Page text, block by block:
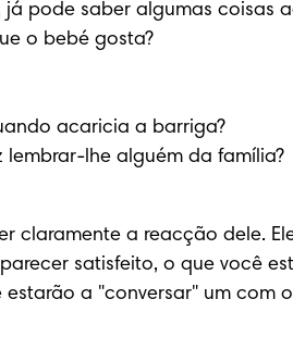
pode saber algumas coisas
o bebé gosta?
acaricia a barriga?
lhe alguém da família?
claramente a reacção dele.
satisfeito, o que você
a "conversar" um com